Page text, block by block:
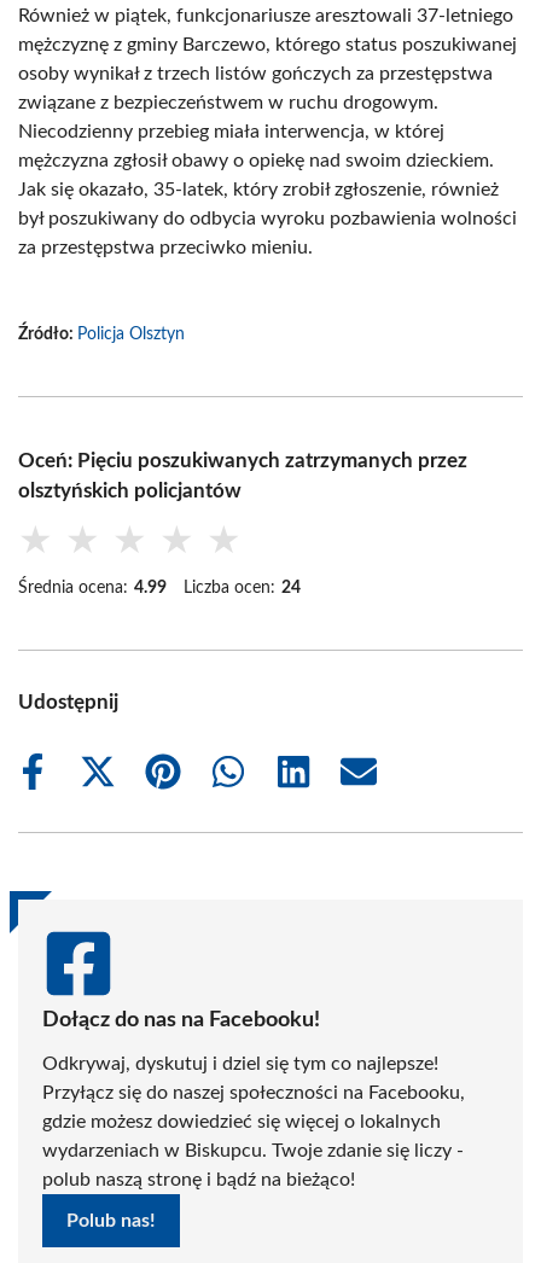
Również w piątek, funkcjonariusze aresztowali 37-letniego
mężczyznę z gminy Barczewo, którego status poszukiwanej
osoby wynikał z trzech listów gończych za przestępstwa
związane z bezpieczeństwem w ruchu drogowym.
Niecodzienny przebieg miała interwencja, w której
mężczyzna zgłosił obawy o opiekę nad swoim dzieckiem.
Jak się okazało, 35-latek, który zrobił zgłoszenie, również
był poszukiwany do odbycia wyroku pozbawienia wolności
za przestępstwa przeciwko mieniu.
Źródło: Policja Olsztyn
Oceń: Pięciu poszukiwanych zatrzymanych przez
olsztyńskich policjantów
★ ★ ★ ★ ★
Średnia ocena: 4.99 Liczba ocen: 24
Udostępnij
Share
Share
(Twitter)
Share
Share
Share
Share
Dołącz do nas na Facebooku!
Odkrywaj, dyskutuj i dziel się tym co najlepsze!
Przyłącz się do naszej społeczności na Facebooku,
gdzie możesz dowiedzieć się więcej o lokalnych
wydarzeniach w Biskupcu. Twoje zdanie się liczy -
polub naszą stronę i bądź na bieżąco!
Polub nas!